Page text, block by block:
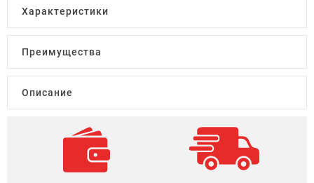
Характеристики
Преимущества
Описание